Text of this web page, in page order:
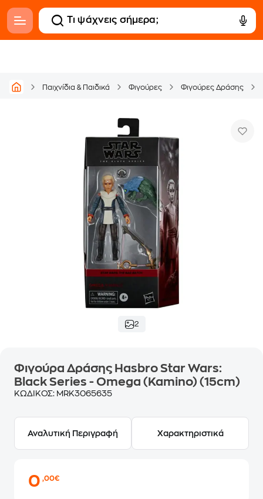
Παιχνίδια & Παιδικά Φιγούρες Φιγούρες Δράσης
2
Φιγούρα Δράσης Hasbro Star Wars:
Black Series - Omega (Kamino) (15cm)
ΚΩΔΙΚΟΣ: MRK3065635
Αναλυτική Περιγραφή Χαρακτηριστικά
0,00€